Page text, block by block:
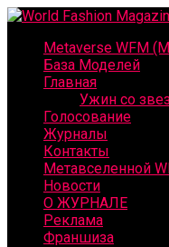
Metaverse WFM
База Моделей
Главная
Ужин со
Голосование
Журналы
Контакты
Метавселенной
Новости
О ЖУРНАЛЕ
Реклама
Франшиза